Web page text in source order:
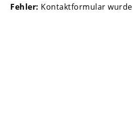
Fehler: Kontaktformular